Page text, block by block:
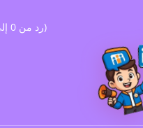
خدمة عملاء Telegram (رد من 0 إلى 10 دقائق)